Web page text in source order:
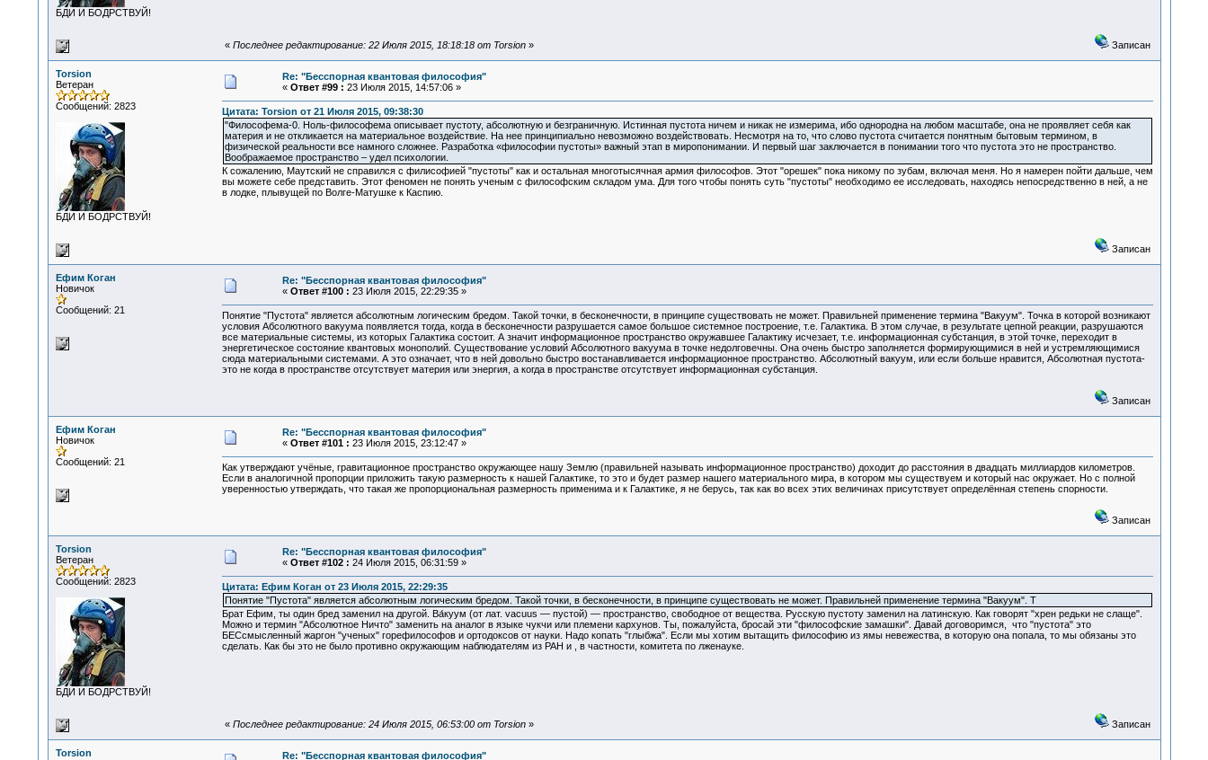
БДИ И БОДРСТВУЙ!
« Последнее редактирование: 22 Июля 2015, 18:18:18 от Torsion» Записан
Torsion
Ветеран
Сообщений: 2823
БДИ И БОДРСТВУЙ!
Re: "Бесспорная квантовая философия"
« Ответ #99 : 23 Июля 2015, 14:57:06 »
Цитата: Torsion от 21 Июля 2015, 09:38:30
"Философема-0. Ноль-философема описывает пустоту, абсолютную и безграничную. Истинная пустота ничем и никак не измерима, ибо однородна на любом масштабе, она не проявляет себя как
материя и не откликается на материальное воздействие. На нее принципиально невозможно воздействовать. Несмотря на то, что слово пустота считается понятным бытовым термином, в
физической реальности все намного сложнее. Разработка «философии пустоты» важный этап в миропонимании. И первый шаг заключается в понимании того что пустота это не пространство.
Воображаемое пространство – удел психологии.
К сожалению, Маутский не справился с филисофией "пустоты" как и остальная многотысячная армия философов. Этот "орешек" пока никому по зубам, включая меня. Но я намерен пойти дальше, чем
вы можете себе представить. Этот феномен не понять ученым с философским складом ума. Для того чтобы понять суть "пустоты" необходимо ее исследовать, находясь непосредственно в ней, а не
в лодке, плывущей по Волге-Матушке к Каспию.
Записан
Ефим Коган
Новичок
Сообщений: 21
Re: "Бесспорная квантовая философия"
« Ответ #100 : 23 Июля 2015, 22:29:35 »
Понятие "Пустота" является абсолютным логическим бредом. Такой точки, в бесконечности, в принципе существовать не может. Правильней применение термина "Вакуум". Точка в которой возникают
условия Абсолютного вакуума появляется тогда, когда в бесконечности разрушается самое большое системное построение, т.е. Галактика. В этом случае, в результате цепной реакции, разрушаются
все материальные системы, из которых Галактика состоит. А значит информационное пространство окружавшее Галактику исчезает, т.е. информационная субстанция, в этой точке, переходит в
энергетическое состояние квантовых монополий. Существование условий Абсолютного вакуума в точке недолговечны. Она очень быстро заполняется формирующимися в ней и устремляющимися
сюда материальными системами. А это означает, что в ней довольно быстро востанавливается информационное пространство. Абсолютный вакуум, или если больше нравится, Абсолютная пустота-
это не когда в пространстве отсутствует материя или энергия, а когда в пространстве отсутствует информационная субстанция.
Записан
Ефим Коган
Новичок
Сообщений: 21
Re: "Бесспорная квантовая философия"
« Ответ #101 : 23 Июля 2015, 23:12:47 »
Как утверждают учёные, гравитационное пространство окружающее нашу Землю (правильней называть информационное пространство) доходит до расстояния в двадцать миллиардов километров.
Если в аналогичной пропорции приложить такую размерность к нашей Галактике, то это и будет размер нашего материального мира, в котором мы существуем и который нас окружает. Но с полной
уверенностью утверждать, что такая же пропорциональная размерность применима и к Галактике, я не берусь, так как во всех этих величинах присутствует определённая степень спорности.
Записан
Torsion
Ветеран
Сообщений: 2823
БДИ И БОДРСТВУЙ!
Re: "Бесспорная квантовая философия"
« Ответ #102 : 24 Июля 2015, 06:31:59 »
Цитата: Ефим Коган от 23 Июля 2015, 22:29:35
Понятие "Пустота" является абсолютным логическим бредом. Такой точки, в бесконечности, в принципе существовать не может. Правильней применение термина "Вакуум". Т
Брат Ефим, ты один бред заменил на другой. Ва́куум (от лат. vacuus — пустой) — пространство, свободное от вещества. Русскую пустоту заменил на латинскую. Как говорят "хрен редьки не слаще".
Можно и термин "Абсолютное Ничто" заменить на аналог в языке чукчи или племени кархунов. Ты, пожалуйста, бросай эти "философские замашки". Давай договоримся, что "пустота" это
БЕСсмысленный жаргон "ученых" горефилософов и ортодоксов от науки. Надо копать "глыбжа". Если мы хотим вытащить философию из ямы невежества, в которую она попала, то мы обязаны это
сделать. Как бы это не было противно окружающим наблюдателям из РАН и , в частности, комитета по лженауке.
« Последнее редактирование: 24 Июля 2015, 06:53:00 от Torsion» Записан
Torsion
Re: "Бесспорная квантовая философия"